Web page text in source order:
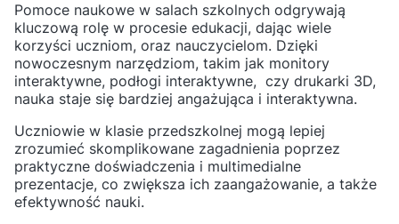
Pomoce naukowe w salach szkolnych odgrywają
kluczową rolę w procesie edukacji, dając wiele
korzyści uczniom, oraz nauczycielom. Dzięki
nowoczesnym narzędziom, takim jak monitory
interaktywne, podłogi interaktywne, czy drukarki 3D,
nauka staje się bardziej angażująca i interaktywna.
Uczniowie w klasie przedszkolnej mogą lepiej
zrozumieć skomplikowane zagadnienia poprzez
praktyczne doświadczenia i multimedialne
prezentacje, co zwiększa ich zaangażowanie, a także
efektywność nauki.